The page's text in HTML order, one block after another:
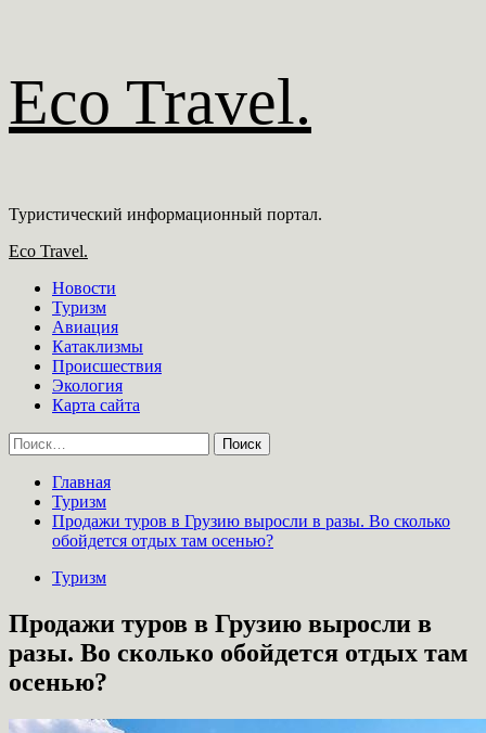
содержимому
Eco Travel.
Туристический информационный портал.
Основное
Eco Travel.
Новости
Туризм
Авиация
Катаклизмы
Происшествия
Экология
Карта сайта
Найти:
Главная
Туризм
Продажи туров в Грузию выросли в разы. Во сколько
обойдется отдых там осенью?
Туризм
Продажи туров в Грузию выросли в
разы. Во сколько обойдется отдых там
осенью?